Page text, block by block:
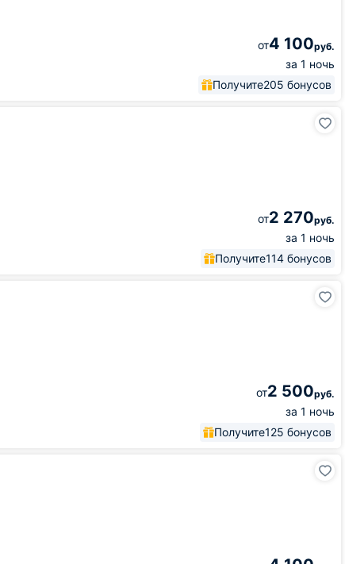
от4 100руб.
за 1 ночь
Получите205 бонусов
от2 270руб.
за 1 ночь
Получите114 бонусов
от2 500руб.
за 1 ночь
Получите125 бонусов